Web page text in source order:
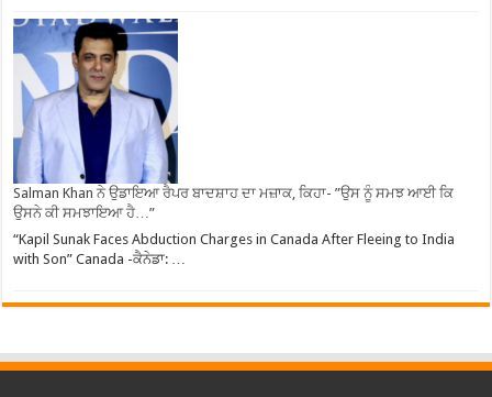
Salman Khan ਨੇ ਉਡਾਇਆ ਰੈਪਰ ਬਾਦਸ਼ਾਹ ਦਾ ਮਜ਼ਾਕ, ਕਿਹਾ- ”ਉਸ ਨੂੰ ਸਮਝ ਆਈ ਕਿ
ਉਸਨੇ ਕੀ ਸਮਝਾਇਆ ਹੈ…”
“Kapil Sunak Faces Abduction Charges in Canada After Fleeing to India
with Son” Canada -ਕੈਨੇਡਾ: …